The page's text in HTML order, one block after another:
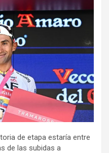
de etapa estaría entre
de las subidas a